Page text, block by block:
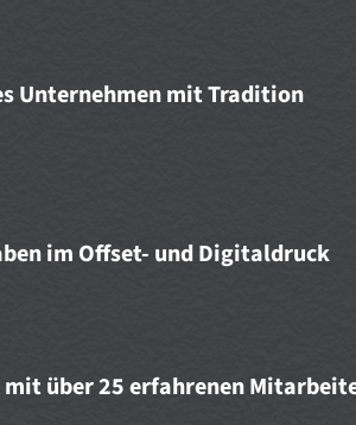
Unternehmen mit Tradition
im Offset- und Digitaldruck
mit über 25 erfahrenen